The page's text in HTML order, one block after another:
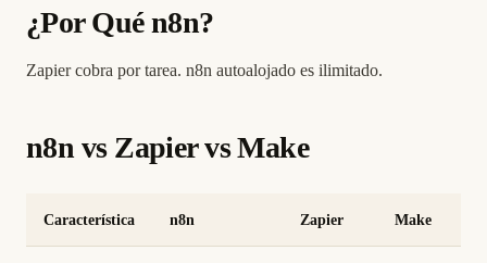
¿Por Qué n8n?
Zapier cobra por tarea. n8n autoalojado es ilimitado.
n8n vs Zapier vs Make
Característica n8n Zapier Make